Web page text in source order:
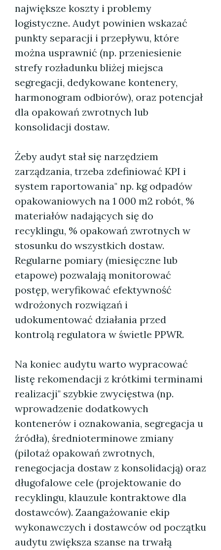
największe koszty i problemy
logistyczne. Audyt powinien wskazać
punkty separacji i przepływu, które
można usprawnić (np. przeniesienie
strefy rozładunku bliżej miejsca
segregacji, dedykowane kontenery,
harmonogram odbiorów), oraz potencjał
dla opakowań zwrotnych lub
konsolidacji dostaw.
Żeby audyt stał się narzędziem
zarządzania, trzeba zdefiniować KPI i
system raportowania" np. kg odpadów
opakowaniowych na 1 000 m2 robót, %
materiałów nadających się do
recyklingu, % opakowań zwrotnych w
stosunku do wszystkich dostaw.
Regularne pomiary (miesięczne lub
etapowe) pozwalają monitorować
postęp, weryfikować efektywność
wdrożonych rozwiązań i
udokumentować działania przed
kontrolą regulatora w świetle PPWR.
Na koniec audytu warto wypracować
listę rekomendacji z krótkimi terminami
realizacji" szybkie zwycięstwa (np.
wprowadzenie dodatkowych
kontenerów i oznakowania, segregacja u
źródła), średnioterminowe zmiany
(pilotaż opakowań zwrotnych,
renegocjacja dostaw z konsolidacją) oraz
długofalowe cele (projektowanie do
recyklingu, klauzule kontraktowe dla
dostawców). Zaangażowanie ekip
wykonawczych i dostawców od początku
audytu zwiększa szanse na trwałą